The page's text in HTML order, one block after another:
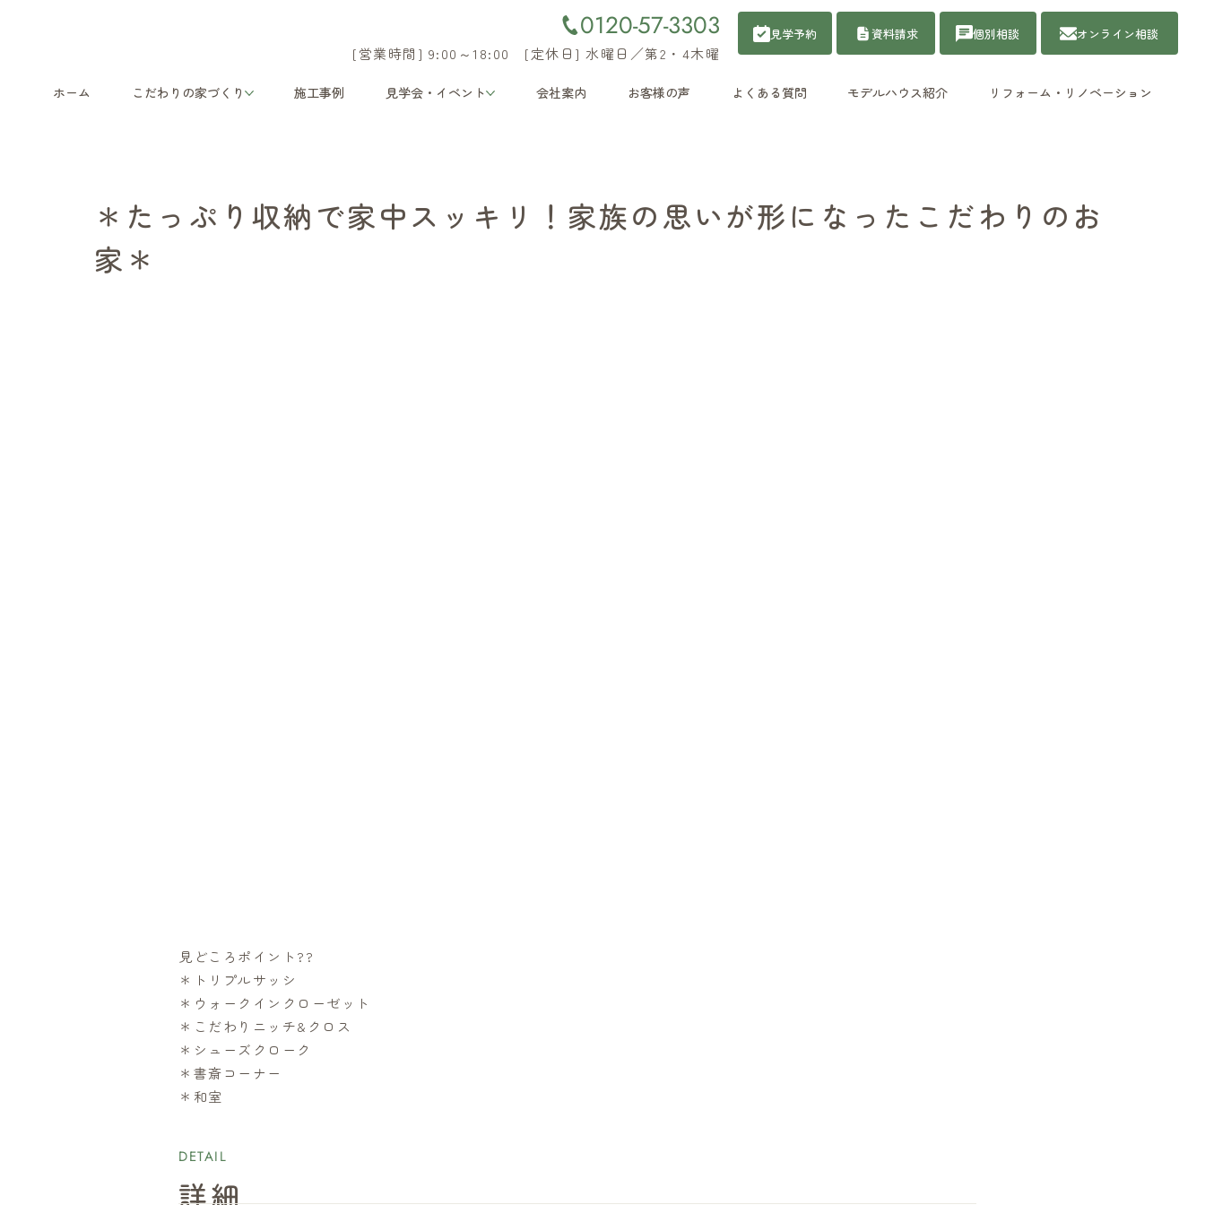
0120-57-3303
[営業時間] 9:00～18:00 [定休日] 水曜日／第2・4木曜
見学予約 資料請求 個別相談 オンライン相談
ホーム こだわりの家づくり 施工事例 見学会・イベント 会社案内 お客様の声 よくある質問 モデルハウス紹介 リフォーム・リノベーション
見どころポイント??
＊トリプルサッシ
＊ウォークインクローゼット
＊こだわりニッチ&クロス
＊シューズクローク
＊書斎コーナー
＊和室
DETAIL
詳細
＊たっぷり収納で家中スッキリ！家族の思いが形になったこだわりのお
家＊